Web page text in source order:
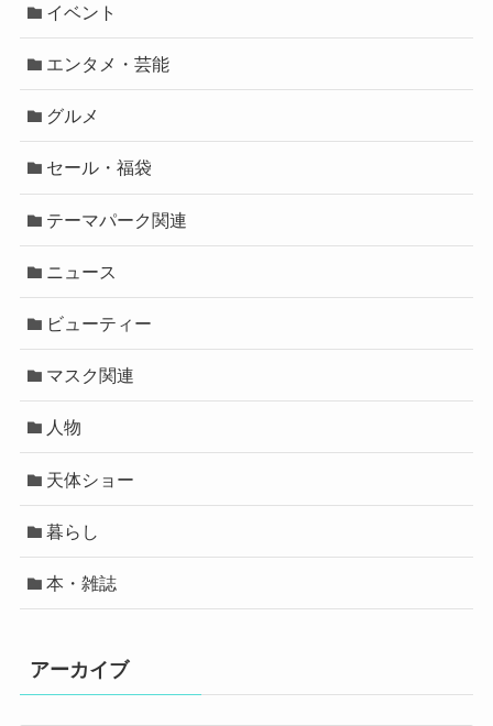
イベント
エンタメ・芸能
グルメ
セール・福袋
テーマパーク関連
ニュース
ビューティー
マスク関連
人物
天体ショー
暮らし
本・雑誌
アーカイブ